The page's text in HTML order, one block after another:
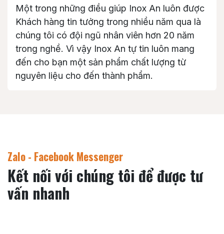
Một trong những điều giúp Inox An luôn được
Khách hàng tin tưởng trong nhiều năm qua là
chúng tôi có đội ngũ nhân viên hơn 20 năm
trong nghề. Vì vậy Inox An tự tin luôn mang
đến cho bạn một sản phẩm chất lượng từ
nguyên liệu cho đến thành phẩm.
Zalo - Facebook Messenger
Kết nối với chúng tôi để được tư
vấn nhanh